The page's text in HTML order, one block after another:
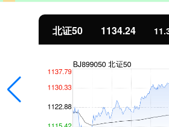
北证50 1134.24